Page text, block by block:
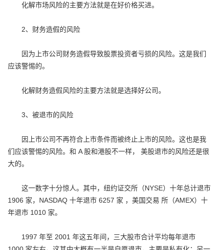
化解市场风险的主要方法就是在好价格买进。
2、财务造假的风险
因为上市公司财务造假导致股票投资者亏损的风险。这是我们
应该警惕的。
化解财务造假风险的主要方法就是选择好公司。
3、被退市的风险
因上市公司不再符合上市条件而被终止上市的风险。这也是我
们应该警惕的风险。和 A 股和港股不一样， 美股退市的风险还是很
大的。
这一数字十分惊人。其中，纽约证交所（NYSE）十年总计退市
1906 家，NASDAQ 十年退市 6257 家 ，美国交易 所（AMEX）十
年退市 1010 家。
1997 年至 2001 年这五年间，三大股市合计平均每年退市